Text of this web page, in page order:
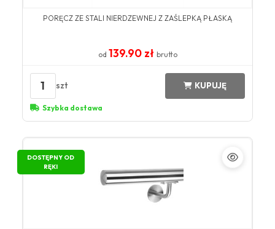
PORĘCZ ZE STALI NIERDZEWNEJ Z ZAŚLEPKĄ PŁASKĄ
od 139.90 zł brutto
1 szt KUPUJĘ
Szybka dostawa
DOSTĘPNY OD
RĘKI